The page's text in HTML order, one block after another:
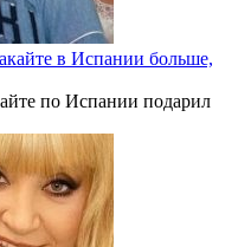
в Испании больше,
по Испании подарил